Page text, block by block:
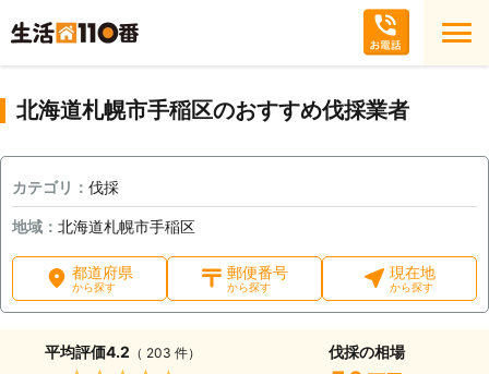
北海道札幌市手稲区のおすすめ伐採業者
カテゴリ： 伐採
地域： 北海道札幌市手稲区
都道府県
から探す
郵便番号
から探す
現在地
から探す
平均評価4.2 （ 203 件） 伐採の相場